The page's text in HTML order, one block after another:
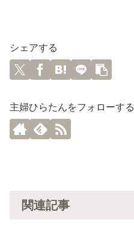
シェアする
主婦ひらたんをフォローする
関連記事